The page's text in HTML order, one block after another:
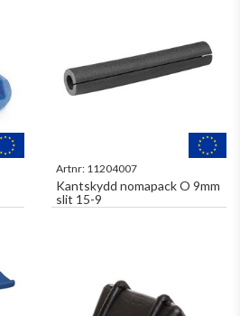
Artnr: 11204007
Kantskydd nomapack O 9mm
slit 15-9